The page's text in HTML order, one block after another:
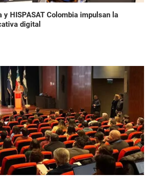
y HISPASAT Colombia impulsan la
digital